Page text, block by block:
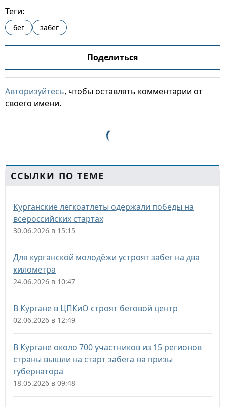
Теги:
бег забег
Поделиться
Авторизуйтесь, чтобы оставлять комментарии от
своего имени.
ССЫЛКИ ПО ТЕМЕ
Курганские легкоатлеты одержали победы на
всероссийских стартах
30.06.2026 в 15:15
Для курганской молодёжи устроят забег на два
километра
24.06.2026 в 10:47
В Кургане в ЦПКиО строят беговой центр
02.06.2026 в 12:49
В Кургане около 700 участников из 15 регионов
страны вышли на старт забега на призы
губернатора
18.05.2026 в 09:48